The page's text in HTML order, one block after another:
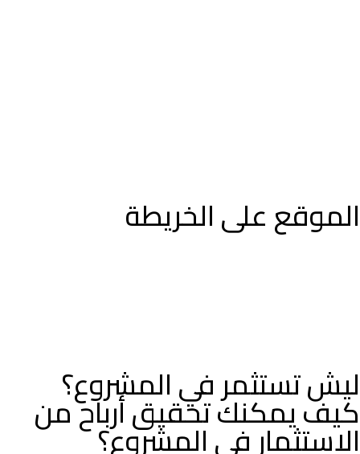
الموقع على الخريطة
ليش تستثمر في المشروع؟
كيف يمكنك تحقيق أرباح من
الاستثمار في المشروع؟